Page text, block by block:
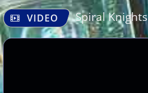
VIDEO Spiral Knights